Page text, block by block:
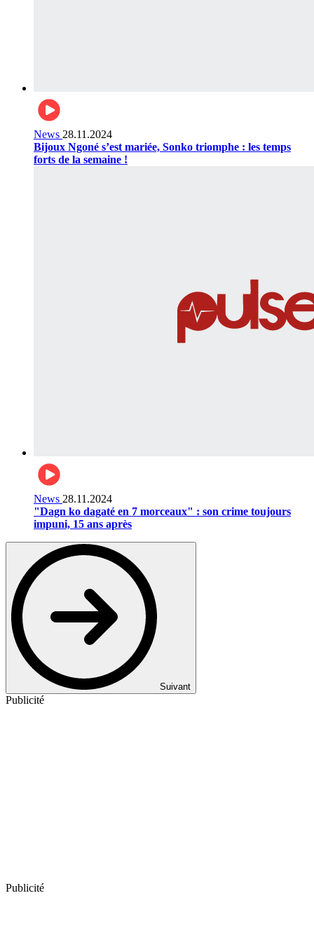
News 28.11.2024
Bijoux Ngoné s’est mariée, Sonko triomphe : les temps
forts de la semaine !
News 28.11.2024
"Dagn ko dagaté en 7 morceaux" : son crime toujours
impuni, 15 ans après
Suivant
Publicité
Publicité